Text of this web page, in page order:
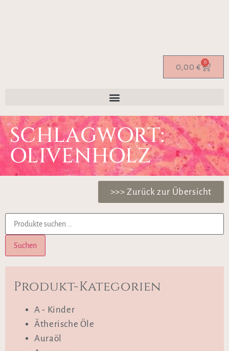
0,00 € 0
SCHLAGWORT:
OLIVENHOLZ
>>> Zurück zur Übersicht
Suchen
Produkt-Kategorien
A - Kinder
Ätherische Öle
Auraöl